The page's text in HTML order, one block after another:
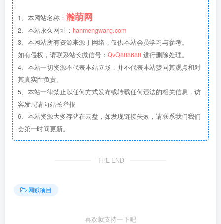
1、本网站名称： 瀚萌网
2、本站永久网址： hanmengwang.com
3、本网站所有资源来源于网络，仅供本站会员学习与参考。
如有侵权，请联系站长微信号： QvQ888688 进行删除处理。
4、本站一切资源不代表本站立场，并不代表本站赞同其观点和对
其真实性负责。
5、本站一律禁止以任何方式发布或转载任何违法的相关信息，访
客发现请向站长举报
6、本站资源大多存储在云盘，如发现链接失效，请联系我们我们
会第一时间更新。
THE END
网赚项目
喜欢就支持一下吧